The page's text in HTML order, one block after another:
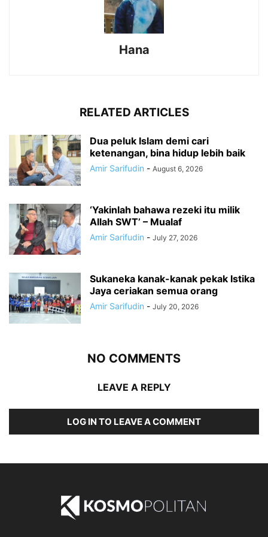
Hana
RELATED ARTICLES
Dua peluk Islam demi cari
ketenangan, bina hidup lebih baik
Amir Sarifudin - August 6, 2026
‘Yakinlah bahawa rezeki itu milik
Allah SWT’ – Mualaf
Amir Sarifudin - July 27, 2026
Sukaneka kanak-kanak pekak Istika
Jaya ceriakan semua orang
Amir Sarifudin - July 20, 2026
NO COMMENTS
LEAVE A REPLY
LOG IN TO LEAVE A COMMENT